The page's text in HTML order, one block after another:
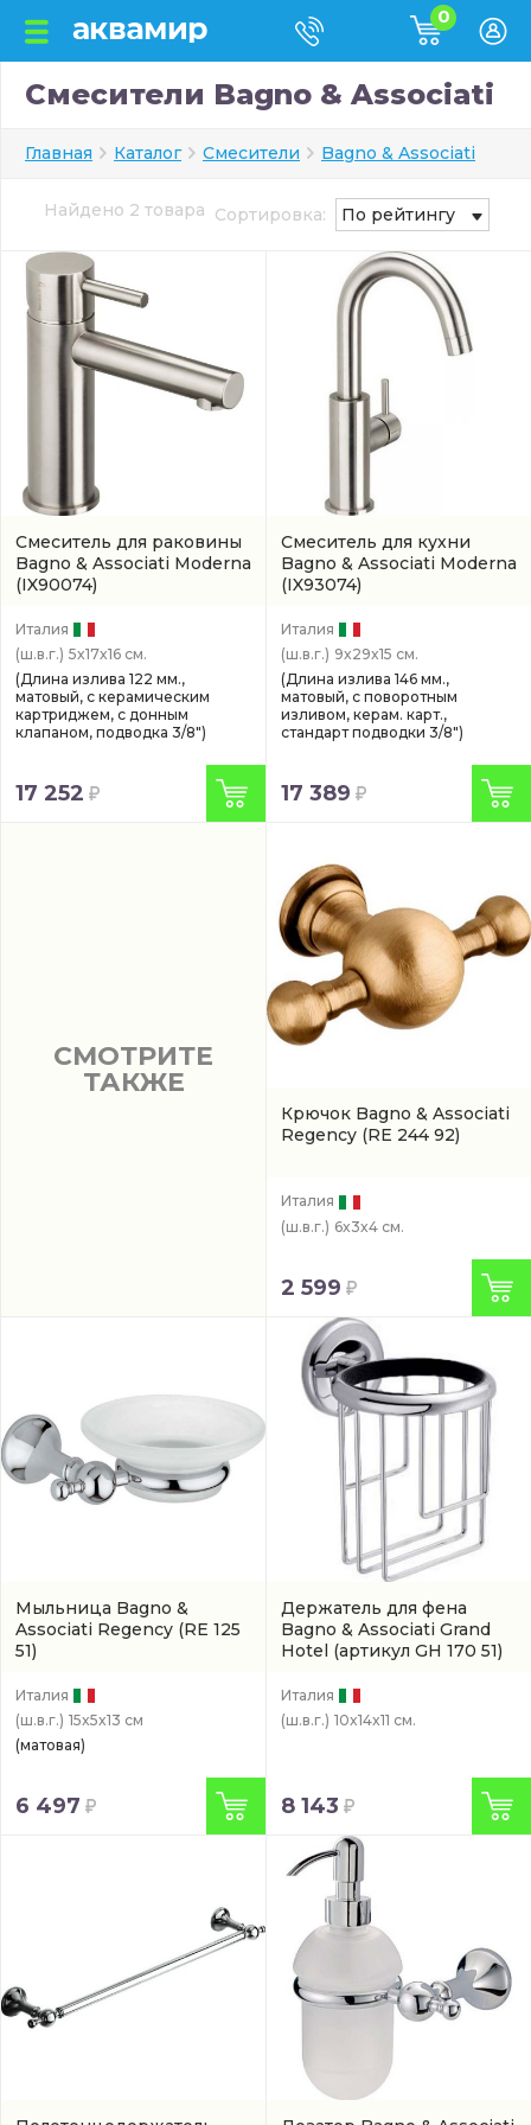
0
Смесители Bagno & Associati
Главная Каталог Смесители Bagno & Associati
Найдено 2 товара Сортировка: По рейтингу
Смеситель для раковины
Bagno & Associati Moderna
(IX90074)
Италия
(ш.в.г.) 5x17x16 см.
(Длина излива 122 мм.,
матовый, с керамическим
картриджем, с донным
клапаном, подводка 3/8")
17 252
Смеситель для кухни
Bagno & Associati Moderna
(IX93074)
Италия
(ш.в.г.) 9x29x15 см.
(Длина излива 146 мм.,
матовый, с поворотным
изливом, керам. карт.,
стандарт подводки 3/8")
17 389
СМОТРИТЕ
ТАКЖЕ
Крючок Bagno & Associati
Regency (RE 244 92)
Италия
(ш.в.г.) 6x3x4 см.
2 599
Мыльница Bagno &
Associati Regency (RE 125
51)
Италия
(ш.в.г.) 15x5x13 см
(матовая)
6 497
Держатель для фена
Bagno & Associati Grand
Hotel (артикул GH 170 51)
Италия
(ш.в.г.) 10x14x11 см.
8 143